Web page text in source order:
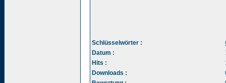
Schlüsselwörter :
Datum :
Hits :
Downloads :